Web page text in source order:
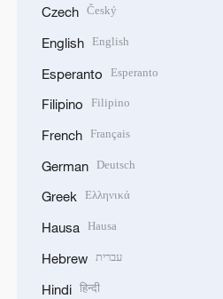
Czech Český
English English
Esperanto Esperanto
Filipino Filipino
French Français
German Deutsch
Greek Ελληνικά
Hausa Hausa
Hebrew עברית
Hindi हिन्दी